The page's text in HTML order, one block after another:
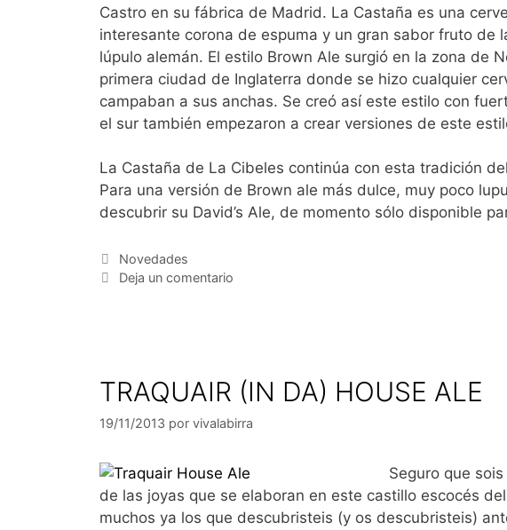
Castro en su fábrica de Madrid. La Castaña es una
interesante corona de espuma y un gran sabor fruto de
lúpulo alemán. El estilo Brown Ale surgió en la zona de
primera ciudad de Inglaterra donde se hizo cualquier
campaban a sus anchas. Se creó así este estilo con
el sur también empezaron a crear versiones de este
La Castaña de La Cibeles continúa con esta tradición
Para una versión de Brown ale más dulce, muy poco
descubrir su David’s Ale, de momento sólo disponible
Categorías
Novedades
Deja un comentario
TRAQUAIR (IN DA) HOUSE ALE
19/11/2013 por vivalabirra
Seguro que
de las joyas que se elaboran en este castillo escocés
muchos ya los que descubristeis (y os descubristeis)